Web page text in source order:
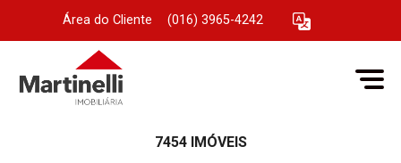
Área do Cliente (016) 3965-4242
7454 IMÓVEIS